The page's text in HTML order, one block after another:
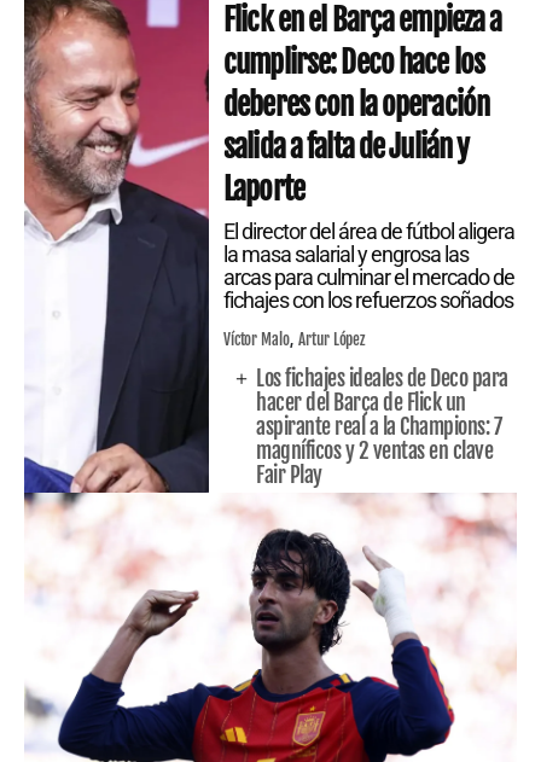
Flick en el Barça empieza a
cumplirse: Deco hace los
deberes con la operación
salida a falta de Julián y
Laporte
El director del área de fútbol aligera
la masa salarial y engrosa las
arcas para culminar el mercado de
fichajes con los refuerzos soñados
Víctor Malo Artur López
Los fichajes ideales de Deco para
hacer del Barça de Flick un
aspirante real a la Champions: 7
magníficos y 2 ventas en clave
Fair Play